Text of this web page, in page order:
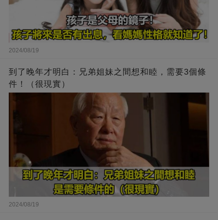
2024/08/19
到了晚年才明白：兄弟姐妹之間想和睦，需要3個條
件！（很現實）
2024/08/19